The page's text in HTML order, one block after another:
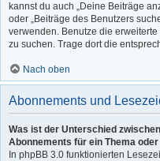
kannst du auch „Deine Beiträge
oder „Beiträge des Benutzers
verwenden. Benutze die
zu suchen. Trage dort die
Nach oben
Abonnements und
Was ist der Unterschied
Abonnements für ein Thema
In phpBB 3.0 funktionierten